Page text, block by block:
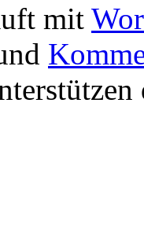
mit